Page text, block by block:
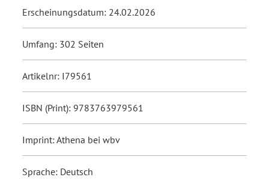
Erscheinungsdatum: 24.02.2026
Umfang: 302 Seiten
Artikelnr: I79561
ISBN (Print): 9783763979561
Imprint: Athena bei wbv
Sprache: Deutsch